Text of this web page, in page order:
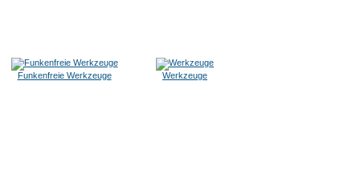
Funkenfreie Werkzeuge Werkzeuge